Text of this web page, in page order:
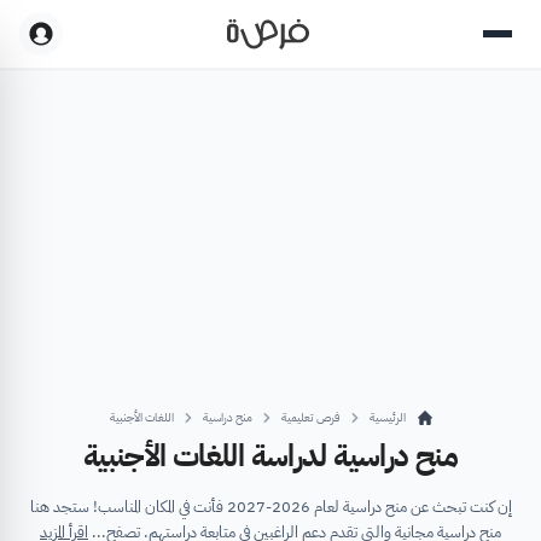
الرئيسية فرص تعليمية منح دراسية اللغات الأجنبية
منح دراسية لدراسة اللغات الأجنبية
إن كنت تبحث عن منح دراسية لعام 2026-2027 فأنت في المكان المناسب! ستجد هنا
منح دراسية مجانية والتي تقدم دعم الراغبين في متابعة دراستهم. تصفح... اقرأ المزيد